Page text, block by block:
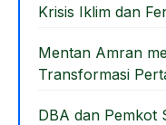
Krisis Iklim dan
Mentan Amran
Transformasi
DBA dan Pemkot